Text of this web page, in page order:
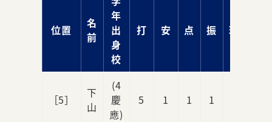
位置
名
前
年
出
身
校
打 安 点 振 球
［5］
下
山
(4
慶
應)
5 1 1 1